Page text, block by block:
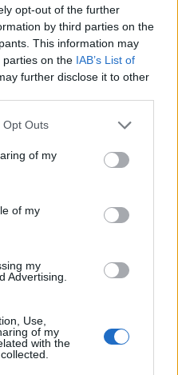
opt-out of the further
by third parties on the
This information may
parties on the IAB’s List of
further disclose it to other
Opt Outs
of my
of my
my
Advertising.
Use,
of my
with the
Titolare 34 - 89%
Inutilizzato 2 - 5%
EntratoUscito